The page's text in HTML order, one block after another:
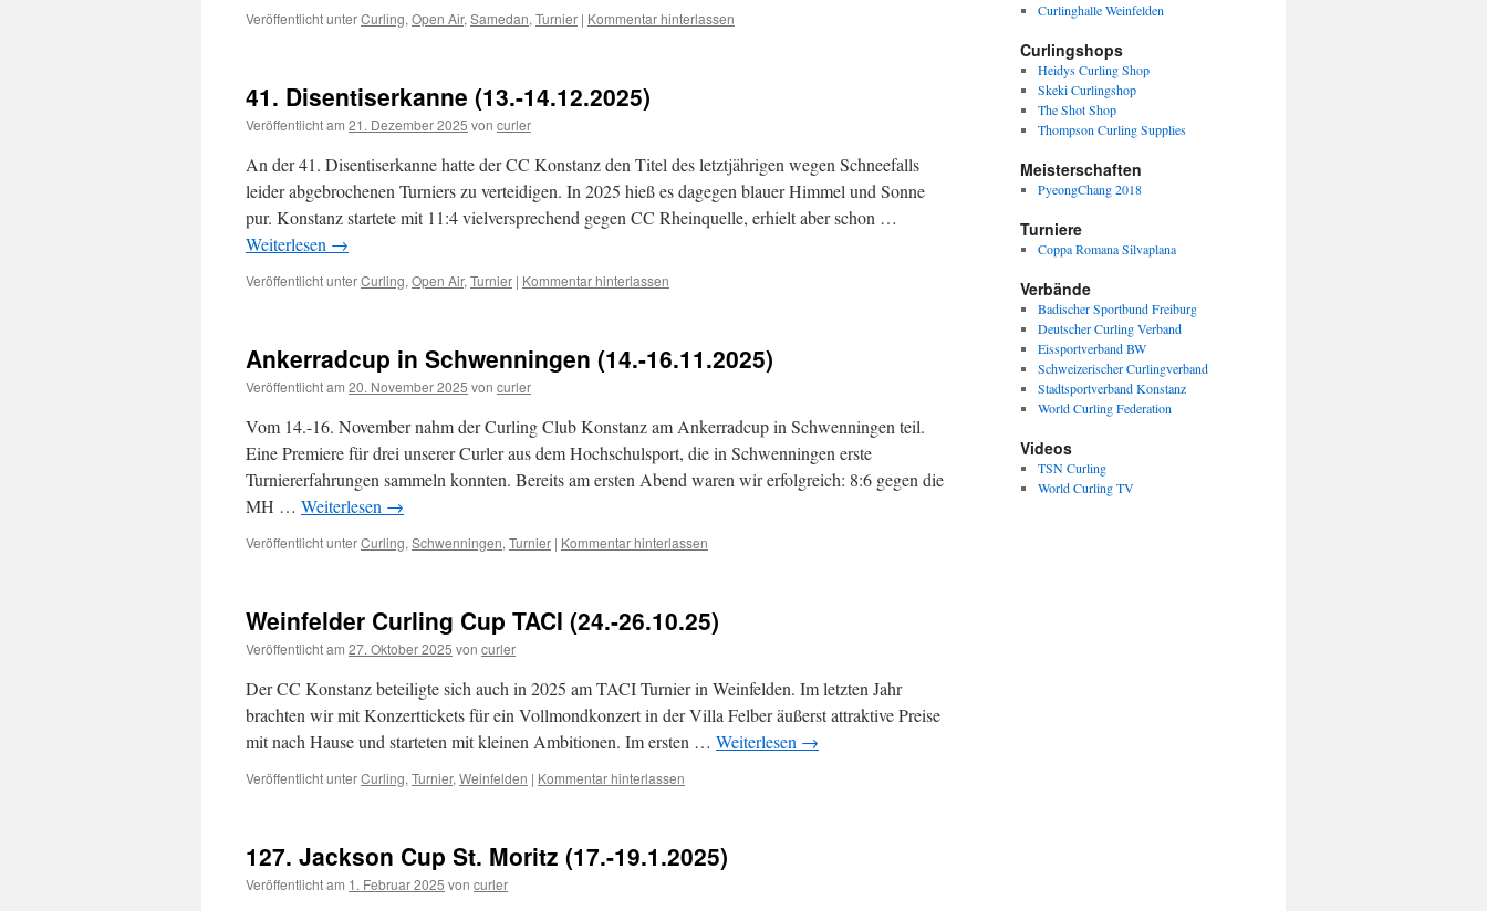
Veröffentlicht unterCurling, Open Air, Samedan, Turnier | Kommentar hinterlassen
41. Disentiserkanne (13.-14.12.2025)
Veröffentlicht am 21. Dezember 2025 von curler
An der 41. Disentiserkanne hatte der CC Konstanz den Titel des letztjährigen wegen Schneefalls
leider abgebrochenen Turniers zu verteidigen. In 2025 hieß es dagegen blauer Himmel und Sonne
pur. Konstanz startete mit 11:4 vielversprechend gegen CC Rheinquelle, erhielt aber schon …
Weiterlesen →
Veröffentlicht unterCurling, Open Air, Turnier | Kommentar hinterlassen
Ankerradcup in Schwenningen (14.-16.11.2025)
Veröffentlicht am 20. November 2025 von curler
Vom 14.-16. November nahm der Curling Club Konstanz am Ankerradcup in Schwenningen teil.
Eine Premiere für drei unserer Curler aus dem Hochschulsport, die in Schwenningen erste
Turniererfahrungen sammeln konnten. Bereits am ersten Abend waren wir erfolgreich: 8:6 gegen die
MH … Weiterlesen →
Veröffentlicht unterCurling, Schwenningen, Turnier | Kommentar hinterlassen
Weinfelder Curling Cup TACI (24.-26.10.25)
Veröffentlicht am 27. Oktober 2025 von curler
Der CC Konstanz beteiligte sich auch in 2025 am TACI Turnier in Weinfelden. Im letzten Jahr
brachten wir mit Konzerttickets für ein Vollmondkonzert in der Villa Felber äußerst attraktive Preise
mit nach Hause und starteten mit kleinen Ambitionen. Im ersten … Weiterlesen →
Veröffentlicht unterCurling, Turnier, Weinfelden | Kommentar hinterlassen
127. Jackson Cup St. Moritz (17.-19.1.2025)
Veröffentlicht am 1. Februar 2025 von curler
Curlinghalle Weinfelden
Curlingshops
Heidys Curling Shop
Skeki Curlingshop
The Shot Shop
Thompson Curling Supplies
Meisterschaften
PyeongChang 2018
Turniere
Coppa Romana Silvaplana
Verbände
Badischer Sportbund Freiburg
Deutscher Curling Verband
Eissportverband BW
Schweizerischer Curlingverband
Stadtsportverband Konstanz
World Curling Federation
Videos
TSN Curling
World Curling TV